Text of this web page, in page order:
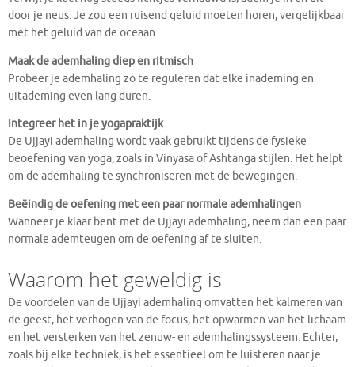
door je neus. Je zou een ruisend geluid moeten horen, vergelijkbaar
met het geluid van de oceaan.
Maak de ademhaling diep en ritmisch
Probeer je ademhaling zo te reguleren dat elke inademing en
uitademing even lang duren.
Integreer het in je yogapraktijk
De Ujjayi ademhaling wordt vaak gebruikt tijdens de fysieke
beoefening van yoga, zoals in Vinyasa of Ashtanga stijlen. Het helpt
om de ademhaling te synchroniseren met de bewegingen.
Beëindig de oefening met een paar normale ademhalingen
Wanneer je klaar bent met de Ujjayi ademhaling, neem dan een paar
normale ademteugen om de oefening af te sluiten.
Waarom het geweldig is
De voordelen van de Ujjayi ademhaling omvatten het kalmeren van
de geest, het verhogen van de focus, het opwarmen van het lichaam
en het versterken van het zenuw- en ademhalingssysteem. Echter,
zoals bij elke techniek, is het essentieel om te luisteren naar je